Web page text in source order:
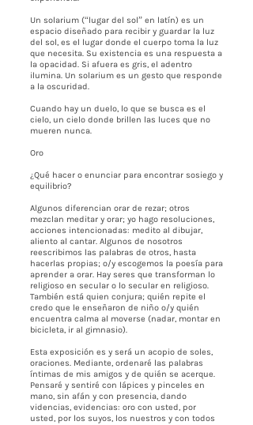
Un solarium (“lugar del sol” en latín) es un
espacio diseñado para recibir y guardar la luz
del sol, es el lugar donde el cuerpo toma la luz
que necesita. Su existencia es una respuesta a
la opacidad. Si afuera es gris, el adentro
ilumina. Un solarium es un gesto que responde
a la oscuridad.
Cuando hay un duelo, lo que se busca es el
cielo, un cielo donde brillen las luces que no
mueren nunca.
Oro
¿Qué hacer o enunciar para encontrar sosiego y
equilibrio?
Algunos diferencian orar de rezar; otros
mezclan meditar y orar; yo hago resoluciones,
acciones intencionadas: medito al dibujar,
aliento al cantar. Algunos de nosotros
reescribimos las palabras de otros, hasta
hacerlas propias; o/y escogemos la poesía para
aprender a orar. Hay seres que transforman lo
religioso en secular o lo secular en religioso.
También está quien conjura; quién repite el
credo que le enseñaron de niño o/y quién
encuentra calma al moverse (nadar, montar en
bicicleta, ir al gimnasio).
Esta exposición es y será un acopio de soles,
oraciones. Mediante, ordenaré las palabras
íntimas de mis amigos y de quién se acerque.
Pensaré y sentiré con lápices y pinceles en
mano, sin afán y con presencia, dando
videncias, evidencias: oro con usted, por
usted, por los suyos, los nuestros y con todos